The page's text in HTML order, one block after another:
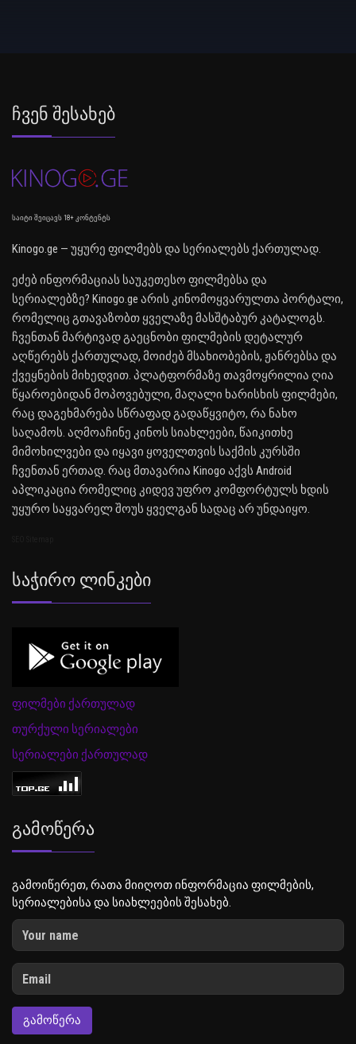
Ჩვენ Შესახებ
საიტი შეიცავს 18+ კონტენტს
Kinogo.ge — უყურე ფილმებს და სერიალებს ქართულად.
ეძებ ინფორმაციას საუკეთესო ფილმებსა და
სერიალებზე? Kinogo.ge არის კინომოყვარულთა პორტალი,
რომელიც გთავაზობთ ყველაზე მასშტაბურ კატალოგს.
ჩვენთან მარტივად გაეცნობი ფილმების დეტალურ
აღწერებს ქართულად, მოიძებ მსახიობების, ჟანრებსა და
ქვეყნების მიხედვით. პლატფორმაზე თავმოყრილია ღია
წყაროებიდან მოპოვებული, მაღალი ხარისხის ფილმები,
რაც დაგეხმარება სწრაფად გადაწყვიტო, რა ნახო
საღამოს. აღმოაჩინე კინოს სიახლეები, წაიკითხე
მიმოხილვები და იყავი ყოველთვის საქმის კურსში
ჩვენთან ერთად. რაც მთავარია Kinogo აქვს Android
აპლიკაცია რომელიც კიდევ უფრო კომფორტულს ხდის
უყურო საყვარელ შოუს ყველგან სადაც არ უნდაიყო.
Საჭირო Ლინკები
ფილმები ქართულად
თურქული სერიალები
სერიალები ქართულად
Გამოწერა
გამოიწერეთ, რათა მიიღოთ ინფორმაცია ფილმების,
სერიალებისა და სიახლეების შესახებ.
ᲒᲐᲛᲝᲬᲔᲠᲐ